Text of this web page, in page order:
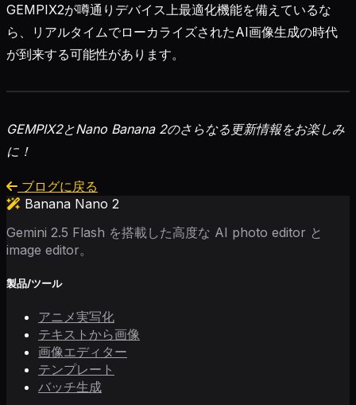
GEMPIX2が噂通りデバイス上最適化機能を備えているな
ら、リアルタイムでローカライズされたAI画像生成の時代
が到来する可能性があります。
GEMPIX2とNano Banana 2のさらなる更新情報をお楽しみ
に！
ブログに戻る
Banana Nano 2
Gemini 2.5 Flash を搭載した高度な AI photo editor と
image editor。
製品/ツール
アニメ実写化
テキストから画像
画像エディター
テンプレート
バッチ生成